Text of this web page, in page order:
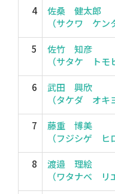
4
佐桑 健太郎
（サクワ ケン
5
佐竹 知彦
（サタケ トモ
6
武田 興欣
（タケダ オキ
7
藤重 博美
（フジシゲ ヒ
8
渡邉 理絵
（ワタナベ リ